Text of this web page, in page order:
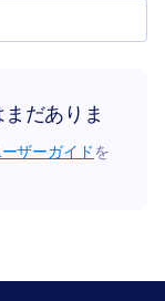
だありま
ザーガイドを